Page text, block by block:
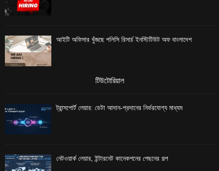
আইটি অফিসার খুঁজছে পলিসি রিসার্চ ইনস্টিটিউট অফ বাংলাদেশ
টিউটোরিয়াল
ট্রান্সপোর্ট লেয়ার: ডেটা আদান-প্রদানের নির্ভরযোগ্য মাধ্যম
নেটওয়ার্ক লেয়ার, ইন্টারনেট কানেকশনের পেছনের গল্প